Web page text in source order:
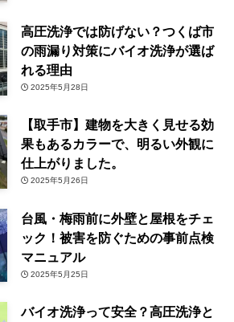
高圧洗浄では防げない？つくば市
の雨漏り対策にバイオ洗浄が選ば
れる理由
2025年5月28日
【取手市】建物を大きく見せる効
果もあるカラーで、明るい外観に
仕上がりました。
2025年5月26日
台風・梅雨前に外壁と屋根をチェ
ック！被害を防ぐための事前点検
マニュアル
2025年5月25日
バイオ洗浄って安全？高圧洗浄と